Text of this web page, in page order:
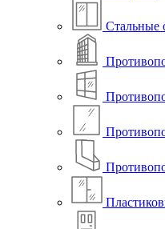
Стальные